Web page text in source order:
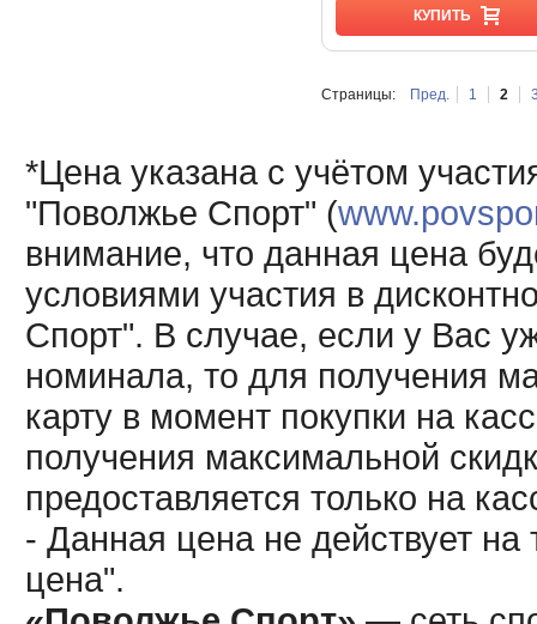
КУПИТЬ
Страницы: Пред. 1 2
*Цена указана с учётом
"Поволжье Спорт" (
внимание, что данная цена
условиями участия в
Спорт". В случае, если у Вас
номинала, то для получения
карту в момент покупки на
получения максимальной
предоставляется только на
- Данная цена не действует
цена".